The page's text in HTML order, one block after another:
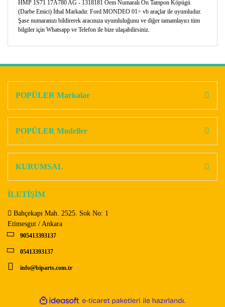
HMP 1S71 17A780 AG - 1318181 Oem Numaralı Ön Tampon Köpügü
(Darbe Emici) İthal Markadır. Ford MONDEO 01> vb araçlar ile uyumludur.
Şase numaranızı bildirerek aracınıza uyumluluğunu ve diğer tamamlayıcı tüm
bilgiler için Whatsapp ve Telefon ile bize ulaşabilirsiniz.
Ürün açıklamasında eksik bilgiler bulunuyor.
Bu ürüne benzer farklı alternatifler olmalı.
POPÜLER Markalar
POPÜLER Modeller
KURUMSAL
İLETİŞİM
Bahçekapı Mah. 2525. Sok No: 1
Etimesgut / Ankara
905413393137
05413393137
info@biparts.com.tr
ideasoft
e-